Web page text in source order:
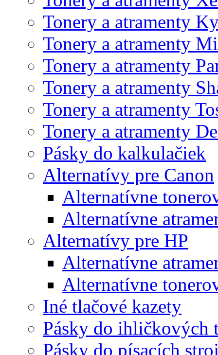
Tonery a atramenty
Tonery a atramenty
Tonery a atramenty
Tonery a atramenty
Tonery a atramenty
Tonery a atramenty
Pásky do kalkulačiek
Alternatívy pre Canon
Alternatívne
Alternatívne
Alternatívy pre HP
Alternatívne
Alternatívne
Iné tlačové kazety
Pásky do ihličkových
Pásky do písacích